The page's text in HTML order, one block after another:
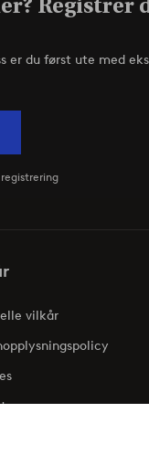
Registrer
er du først ute med
vilkår